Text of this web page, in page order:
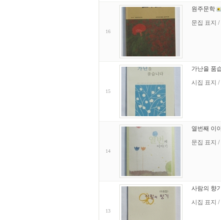
16
원주문학
문집 표지
15
가난을 품
시집 표지 /
14
열번째 이
문집 표지
13
사람의 향
시집 표지 /